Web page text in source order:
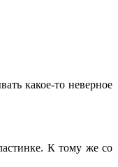
какое-то неверное
К тому же со